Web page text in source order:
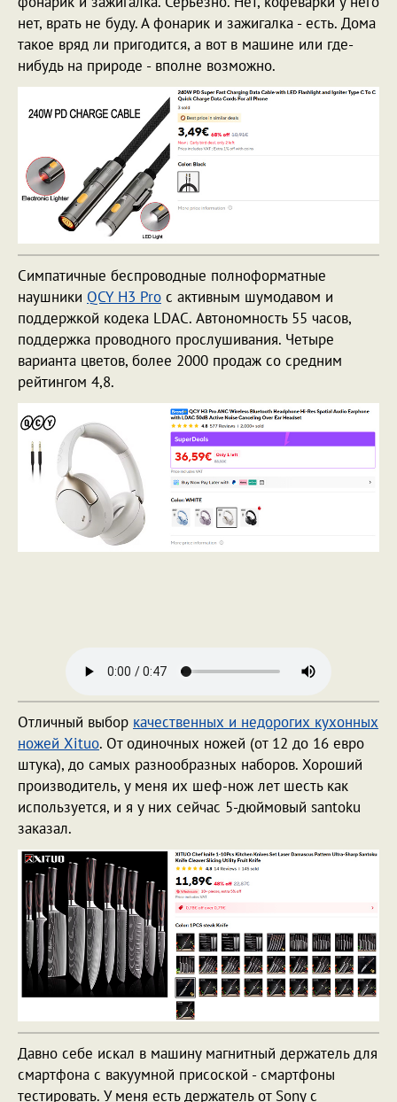
нет, врать не буду. А фонарик и зажигалка - есть. Дома
такое вряд ли пригодится, а вот в машине или где-
нибудь на природе - вполне возможно.
Симпатичные беспроводные полноформатные
наушники QCY H3 Pro с активным шумодавом и
поддержкой кодека LDAC. Автономность 55 часов,
поддержка проводного прослушивания. Четыре
варианта цветов, более 2000 продаж со средним
рейтингом 4,8.
Отличный выбор качественных и недорогих кухонных
ножей Xituo. От одиночных ножей (от 12 до 16 евро
штука), до самых разнообразных наборов. Хороший
производитель, у меня их шеф-нож лет шесть как
используется, и я у них сейчас 5-дюймовый santoku
заказал.
Давно себе искал в машину магнитный держатель для
смартфона с вакуумной присоской - смартфоны
тестировать. У меня есть держатель от Sony с